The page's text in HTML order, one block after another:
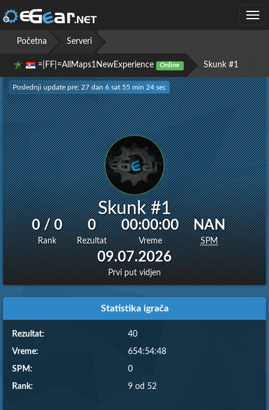
Početna
Serveri
=|FF|=AllMaps1NewExperience Online Skunk #1
Poslednji update pre: 27 dan 6 sat 55 min 24 sec
Skunk #1
0 / 0
Rank
0
Rezultat
00:00:00
Vreme
NAN
SPM
09.07.2026
Prvi put vidjen
Statistika igrača
Rezultat: 40
Vreme: 654:54:48
SPM: 0
Rank: 9 od 52